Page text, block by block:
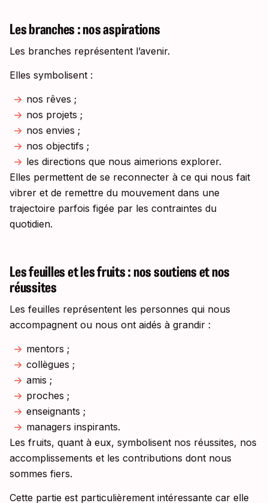
Les branches : nos aspirations
Les branches représentent l’avenir.
Elles symbolisent :
nos rêves ;
nos projets ;
nos envies ;
nos objectifs ;
les directions que nous aimerions explorer.
Elles permettent de se reconnecter à ce qui nous fait
vibrer et de remettre du mouvement dans une
trajectoire parfois figée par les contraintes du
quotidien.
Les feuilles et les fruits : nos soutiens et nos
réussites
Les feuilles représentent les personnes qui nous
accompagnent ou nous ont aidés à grandir :
mentors ;
collègues ;
amis ;
proches ;
enseignants ;
managers inspirants.
Les fruits, quant à eux, symbolisent nos réussites, nos
accomplissements et les contributions dont nous
sommes fiers.
Cette partie est particulièrement intéressante car elle